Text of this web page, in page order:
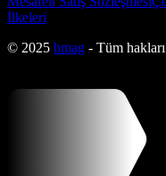
İlkeleri
© 2025 bmag - Tüm hakları